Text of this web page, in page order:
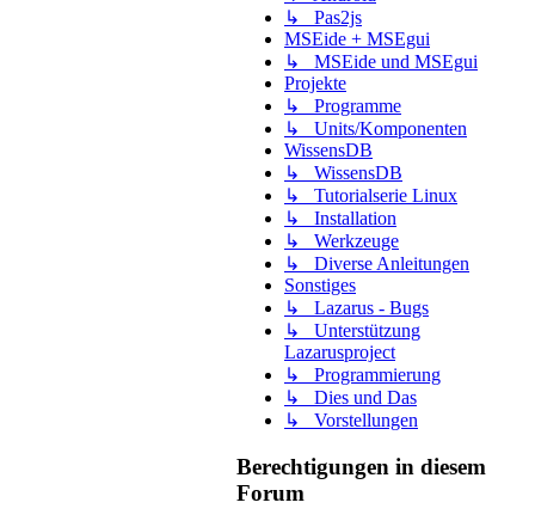
↳ Pas2js
MSEide + MSEgui
↳ MSEide und MSEgui
Projekte
↳ Programme
↳ Units/Komponenten
WissensDB
↳ WissensDB
↳ Tutorialserie Linux
↳ Installation
↳ Werkzeuge
↳ Diverse Anleitungen
Sonstiges
↳ Lazarus - Bugs
↳ Unterstützung
Lazarusproject
↳ Programmierung
↳ Dies und Das
↳ Vorstellungen
Berechtigungen in diesem
Forum